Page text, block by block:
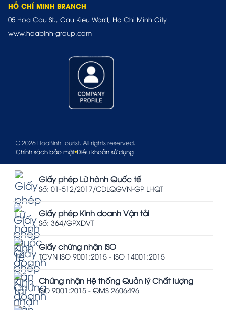
HỒ CHÍ MINH BRANCH
05 Hoa Cau St., Cau Kieu Ward, Ho Chi Minh City
www.hoabinh-group.com
© 2026 HoaBinh Tourist. All rights reserved.
Chính sách bảo mật Điều khoản sử dụng
Giấy phép Lữ hành Quốc tế
Số: 01-512/2017/CDLQGVN-GP LHQT
Giấy phép Kinh doanh Vận tải
Số: 364/GPXDVT
Giấy chứng nhận ISO
TCVN ISO 9001:2015 - ISO 14001:2015
Chứng nhận Hệ thống Quản lý Chất lượng
ISO 9001:2015 - QMS 2606496